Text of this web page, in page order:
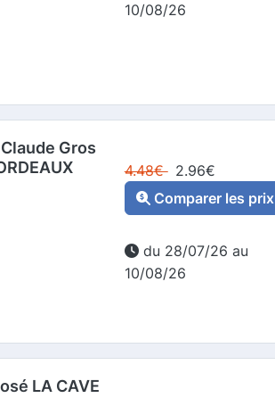
10/08/26
Gros
4.48€ 2.96€
Comparer les prix
du 28/07/26 au
10/08/26
LA CAVE